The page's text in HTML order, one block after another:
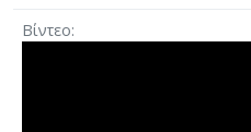
Βίντεο